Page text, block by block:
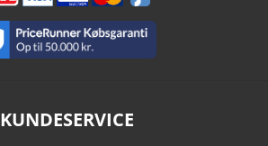
KUNDESERVICE